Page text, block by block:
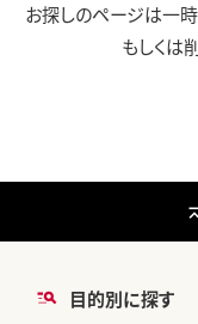
お探しのページは一
もしくは
目的別に探す